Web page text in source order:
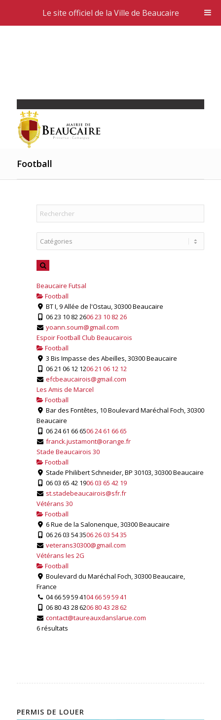
Football
Beaucaire Futsal
Football
BT I, 9 Allée de l'Ostau, 30300 Beaucaire
06 23 10 82 2606 23 10 82 26
yoann.soum@gmail.com
Espoir Football Club Beaucairois
Football
3 Bis Impasse des Abeilles, 30300 Beaucaire
06 21 06 12 1206 21 06 12 12
efcbeaucairois@gmail.com
Les Amis de Marcel
Football
Bar des Fontêtes, 10 Boulevard Maréchal Foch, 30300
Beaucaire
06 24 61 66 6506 24 61 66 65
franck.justamont@orange.fr
Stade Beaucairois 30
Football
Stade Philibert Schneider, BP 30103, 30300 Beaucaire
06 03 65 42 1906 03 65 42 19
st.stadebeaucairois@sfr.fr
Vétérans 30
Football
6 Rue de la Salonenque, 30300 Beaucaire
06 26 03 54 3506 26 03 54 35
veterans30300@gmail.com
Vétérans les 2G
Football
Boulevard du Maréchal Foch, 30300 Beaucaire,
France
04 66 59 59 4104 66 59 59 41
06 80 43 28 6206 80 43 28 62
contact@taureauxdanslarue.com
6 résultats
PERMIS DE LOUER
Le site officiel de la Ville de Beaucaire